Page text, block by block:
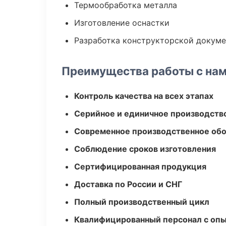
Термообработка металла
Изготовление оснастки
Разработка конструкторской
Преимущества работы с
Контроль качества на всех этапах
Серийное и единичное
Современное производственное
Соблюдение сроков изготовления
Сертифицированная продукция
Доставка по России и СНГ
Полный производственный цикл
Квалифицированный персонал с